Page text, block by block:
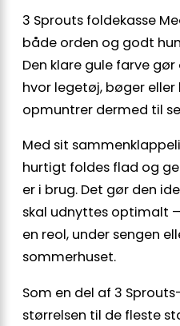
3 Sprouts foldekasse
både orden og godt
Den klare gule farve
hvor legetøj, bøger
opmuntrer dermed til
Med sit
hurtigt foldes flad og
er i brug. Det gør den
skal udnyttes optimalt
en reol, under sengen
sommerhuset.
Som en del af 3
størrelsen til de fleste